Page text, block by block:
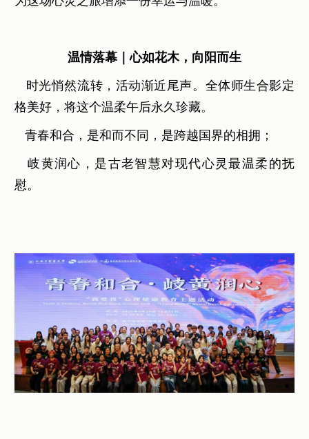
温情落幕｜心如花木，向阳而生
时光悄然流转，活动渐近尾声。全体师生合影定
格美好，将这个温柔午后永久珍藏。
青春和合，是和而不同，是跨越国界的相拥；
岐黄润心，是古老智慧对现代心灵最温柔的抚
慰。